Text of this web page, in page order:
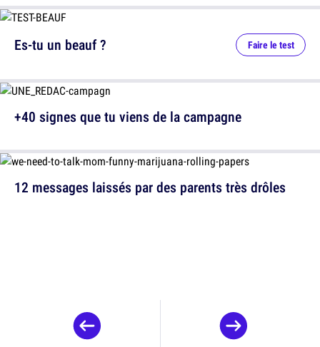
12 messages laissés par des parents très drôles
Es-tu un beauf ? Faire le test
+40 signes que tu viens de la campagne